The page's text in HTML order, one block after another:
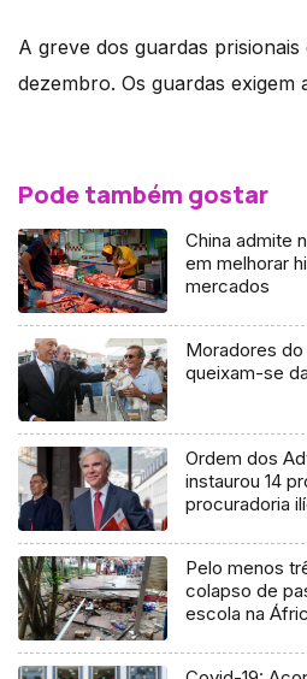
A greve dos guardas prisionais
dezembro. Os guardas exigem
Pode também gostar
China admite
em melhorar
mercados
Moradores
queixam-se
Ordem dos
instaurou 14
procuradoria
Pelo menos
colapso de
escola na